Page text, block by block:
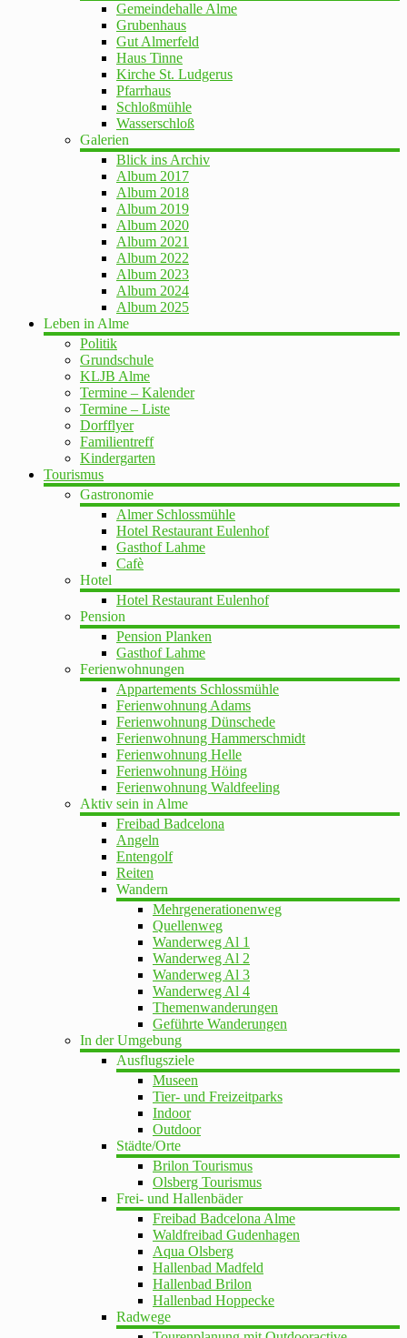
Gemeindehalle Alme
Grubenhaus
Gut Almerfeld
Haus Tinne
Kirche St. Ludgerus
Pfarrhaus
Schloßmühle
Wasserschloß
Galerien
Blick ins Archiv
Album 2017
Album 2018
Album 2019
Album 2020
Album 2021
Album 2022
Album 2023
Album 2024
Album 2025
Leben in Alme
Politik
Grundschule
KLJB Alme
Termine – Kalender
Termine – Liste
Dorfflyer
Familientreff
Kindergarten
Tourismus
Gastronomie
Almer Schlossmühle
Hotel Restaurant Eulenhof
Gasthof Lahme
Cafè
Hotel
Hotel Restaurant Eulenhof
Pension
Pension Planken
Gasthof Lahme
Ferienwohnungen
Appartements Schlossmühle
Ferienwohnung Adams
Ferienwohnung Dünschede
Ferienwohnung Hammerschmidt
Ferienwohnung Helle
Ferienwohnung Höing
Ferienwohnung Waldfeeling
Aktiv sein in Alme
Freibad Badcelona
Angeln
Entengolf
Reiten
Wandern
Mehrgenerationenweg
Quellenweg
Wanderweg Al 1
Wanderweg Al 2
Wanderweg Al 3
Wanderweg Al 4
Themenwanderungen
Geführte Wanderungen
In der Umgebung
Ausflugsziele
Museen
Tier- und Freizeitparks
Indoor
Outdoor
Städte/Orte
Brilon Tourismus
Olsberg Tourismus
Frei- und Hallenbäder
Freibad Badcelona Alme
Waldfreibad Gudenhagen
Aqua Olsberg
Hallenbad Madfeld
Hallenbad Brilon
Hallenbad Hoppecke
Radwege